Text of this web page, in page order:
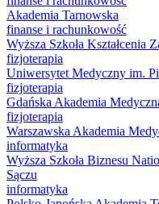
Akademia Tarnowska
finanse i rachunkowość
Wyższa Szkoła Kształcenia
fizjoterapia
Uniwersytet Medyczny im.
fizjoterapia
Gdańska Akademia
fizjoterapia
Warszawska Akademia
informatyka
Wyższa Szkoła Biznesu
Sączu
informatyka